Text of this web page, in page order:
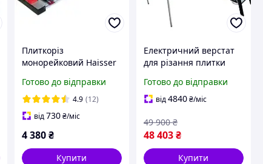
Плиткоріз
монорейковий Haisser
верстат для різання
плитки Верстат для
кахельної плитки
Готово до відправки
4.9 (12)
від730 ₴/міс
4 380 ₴
Купити
Електричний верстат
для різання плитки
з автоматичною
подачею.
Готово до відправки
від4840₴/міс
48 403₴
49 900 ₴
Купити